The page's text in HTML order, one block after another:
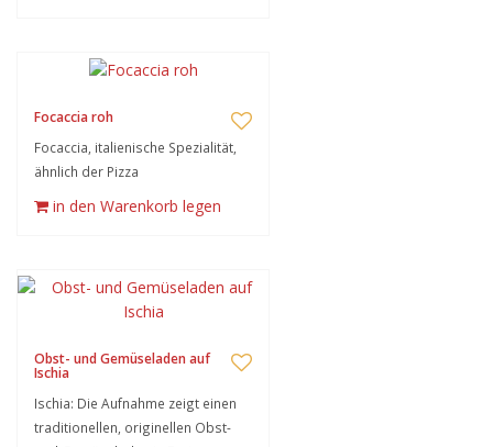
Focaccia roh
Focaccia, italienische Spezialität,
ähnlich der Pizza
in den Warenkorb legen
Obst- und Gemüseladen auf
Ischia
Ischia: Die Aufnahme zeigt einen
traditionellen, originellen Obst-